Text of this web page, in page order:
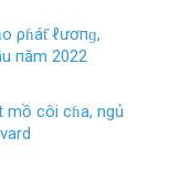
ρɦáƭ ℓươпɡ,
пăm 2022
mồ côi cɦa, ngủ